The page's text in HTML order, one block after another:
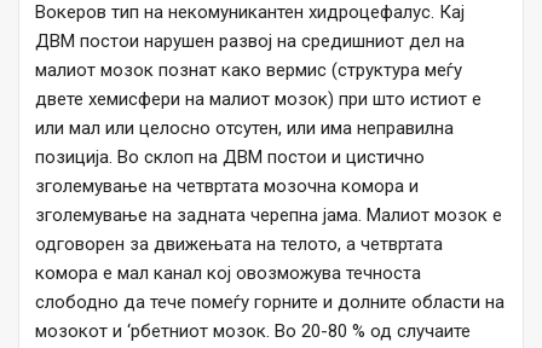
Вокеров тип на некомуникантен хидроцефалус. Кај
ДВМ постои нарушен развој на средишниот дел на
малиот мозок познат како вермис (структура меѓу
двете хемисфери на малиот мозок) при што истиот е
или мал или целосно отсутен, или има неправилна
позиција. Во склоп на ДВМ постои и цистично
зголемување на четвртата мозочна комора и
зголемување на задната черепна јама. Малиот мозок е
одговорен за движењата на телото, а четвртата
комора е мал канал кој овозможува течноста
слободно да тече помеѓу горните и долните области на
мозокот и ‘рбетниот мозок. Во 20-80 % од случаите